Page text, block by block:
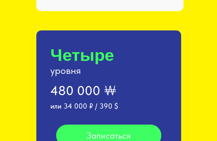
Записаться
Четыре
480 000 ￦
или 34 000 ₽ / 390 $
уровня